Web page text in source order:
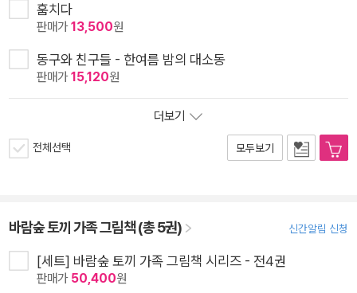
훔치다
판매가13,500원
동구와 친구들 - 한여름 밤의 대소동
판매가15,120원
더보기
전체선택 모두보기
바람숲 토끼 가족 그림책 (총 5권) 신간알림 신청
[세트] 바람숲 토끼 가족 그림책 시리즈 - 전4권
판매가 50,400원